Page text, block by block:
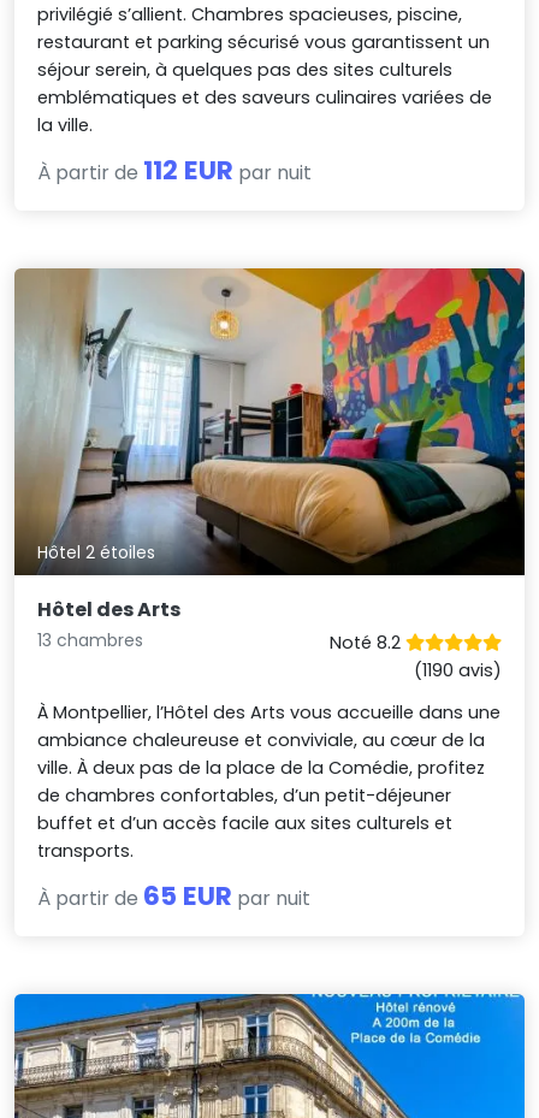
privilégié s’allient. Chambres spacieuses, piscine,
restaurant et parking sécurisé vous garantissent un
séjour serein, à quelques pas des sites culturels
emblématiques et des saveurs culinaires variées de
la ville.
À partir de 112 EUR par nuit
Hôtel 2 étoiles
Hôtel des Arts
13 chambres
Noté 8.2
(1190 avis)
À Montpellier, l’Hôtel des Arts vous accueille dans une
ambiance chaleureuse et conviviale, au cœur de la
ville. À deux pas de la place de la Comédie, profitez
de chambres confortables, d’un petit-déjeuner
buffet et d’un accès facile aux sites culturels et
transports.
À partir de 65 EUR par nuit